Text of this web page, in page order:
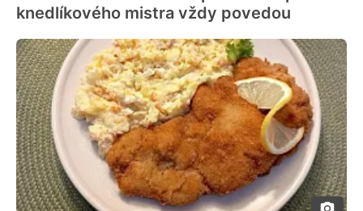
knedlíkového mistra vždy povedou